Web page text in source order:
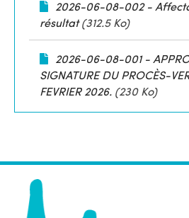
2026-06-08-002 -
résultat(312.5 Ko)
2026-06-08-001 -
SIGNATURE DU PROCÈS-
FEVRIER 2026. (230 Ko)